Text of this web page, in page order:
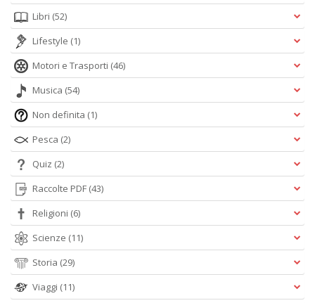
Libri (52)
Lifestyle (1)
Motori e Trasporti (46)
Musica (54)
Non definita (1)
Pesca (2)
Quiz (2)
Raccolte PDF (43)
Religioni (6)
Scienze (11)
Storia (29)
Viaggi (11)